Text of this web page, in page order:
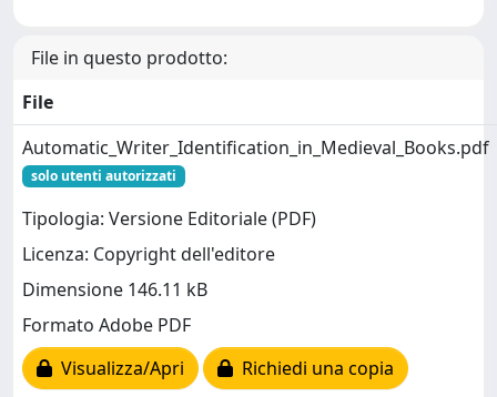
File in questo prodotto:
File
Automatic_Writer_Identification_in_Medieval_Books.pdf
solo utenti autorizzati
Tipologia: Versione Editoriale (PDF)
Licenza: Copyright dell'editore
Dimensione 146.11 kB
Formato Adobe PDF
Visualizza/Apri
Richiedi una copia